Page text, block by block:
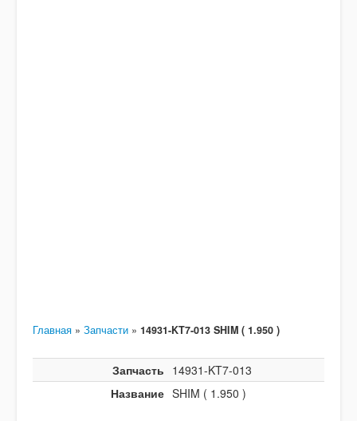
Главная » Запчасти » 14931-KT7-013 SHIM ( 1.950 )
Запчасть 14931-KT7-013
Название SHIM ( 1.950 )